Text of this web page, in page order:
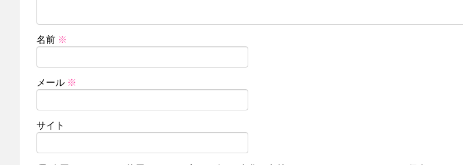
名前 ※
メール ※
サイト